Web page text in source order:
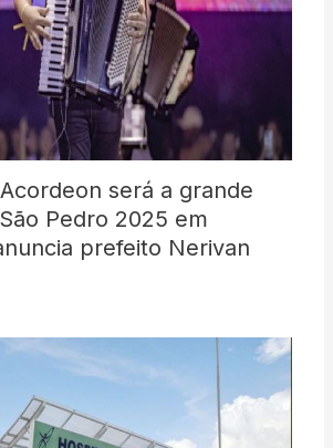
será a grande
Pedro 2025 em
prefeito Nerivan